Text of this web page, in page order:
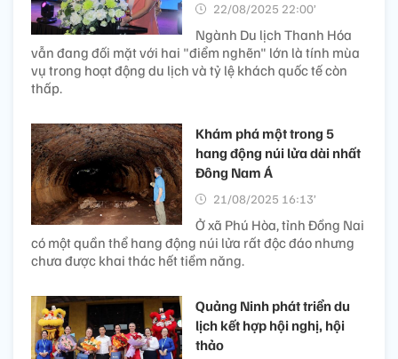
22/08/2025 22:00’
Ngành Du lịch Thanh Hóa
vẫn đang đối mặt với hai "điểm nghẽn" lớn là tính mùa
vụ trong hoạt động du lịch và tỷ lệ khách quốc tế còn
thấp.
Khám phá một trong 5
hang động núi lửa dài nhất
Đông Nam Á
21/08/2025 16:13’
Ở xã Phú Hòa, tỉnh Đồng Nai
có một quần thể hang động núi lửa rất độc đáo nhưng
chưa được khai thác hết tiềm năng.
Quảng Ninh phát triển du
lịch kết hợp hội nghị, hội
thảo